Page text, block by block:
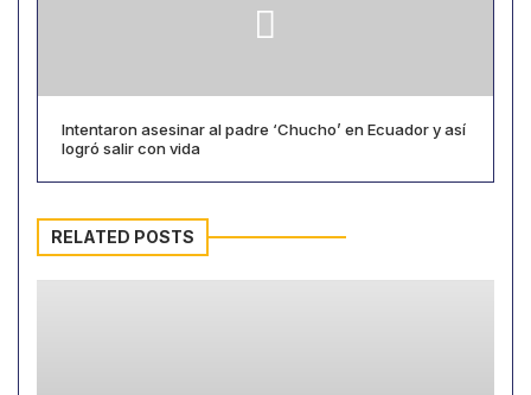
Intentaron asesinar al padre ‘Chucho’ en Ecuador y así
logró salir con vida
RELATED POSTS